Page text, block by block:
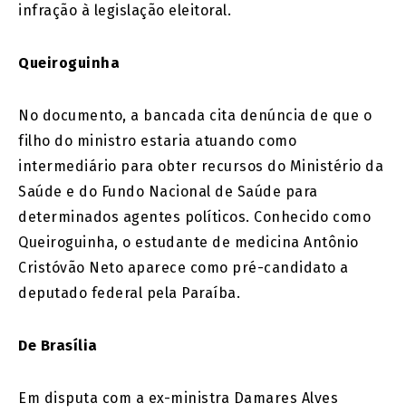
infração à legislação eleitoral.
Queiroguinha
No documento, a bancada cita denúncia de que o
filho do ministro estaria atuando como
intermediário para obter recursos do Ministério da
Saúde e do Fundo Nacional de Saúde para
determinados agentes políticos. Conhecido como
Queiroguinha, o estudante de medicina Antônio
Cristóvão Neto aparece como pré-candidato a
deputado federal pela Paraíba.
De Brasília
Em disputa com a ex-ministra Damares Alves